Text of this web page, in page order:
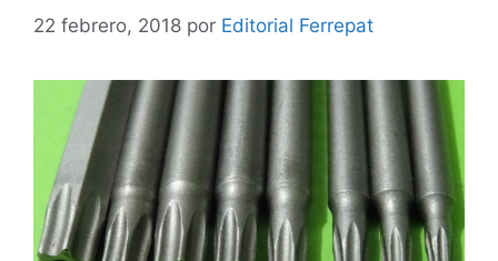
22 febrero, 2018 por Editorial Ferrepat